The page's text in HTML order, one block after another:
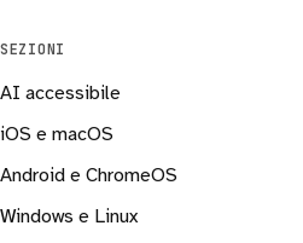
SEZIONI
AI accessibile
iOS e macOS
Android e ChromeOS
Windows e Linux